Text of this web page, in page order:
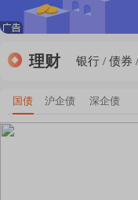
理财 银行 债券
国债 沪企债 深企债